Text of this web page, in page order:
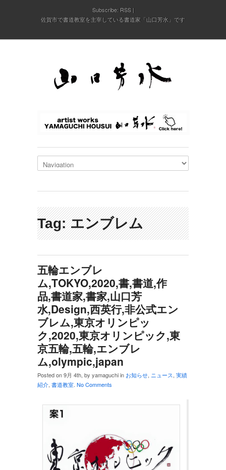
Subscribe: RSS
佐賀市で書道教室を主宰している書道家「山口芳水」です
Tag: エンブレム
五輪エンブレ
ム,TOKYO,2020,書,書道,作
品,書道家,書家,山口芳
水,Design,西英行,非公式エン
ブレム,東京オリンピッ
ク,2020,‎東京オリンピック,東
京五輪,五輪,エンブレ
ム,olympic,japan
Posted on 9月 4th, by yamaguchi in お知らせ, ニュース, 実績
紹介, 書道教室. No Comments